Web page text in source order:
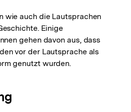
wie auch die Lautsprachen
Einige
gehen davon aus, dass
vor der Lautsprache als
genutzt wurden.